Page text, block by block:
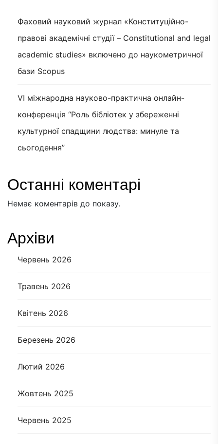
Фаховий науковий журнал «Конституційно-
правові академічні студії – Constitutional and legal
academic studies» включено до наукометричної
бази Scopus
VI міжнародна науково-практична онлайн-
конференція “Роль бібліотек у збереженні
культурної спадщини людства: минуле та
сьогодення”
Останні коментарі
Немає коментарів до показу.
Архіви
Червень 2026
Травень 2026
Квітень 2026
Березень 2026
Лютий 2026
Жовтень 2025
Червень 2025